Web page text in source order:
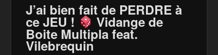
J’ai bien fait de PERDRE à
ce JEU ! Vidange de
Boite Multipla feat.
Vilebrequin